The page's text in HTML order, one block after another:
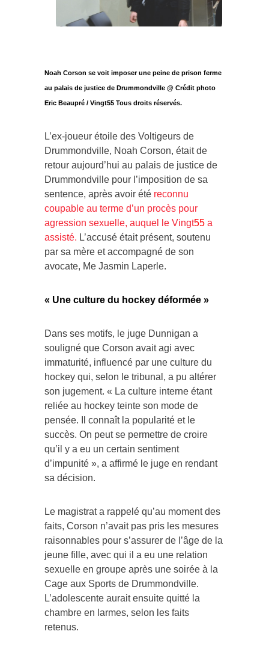
Noah Corson se voit imposer une peine de prison ferme
au palais de justice de Drummondville @ Crédit photo
Eric Beaupré / Vingt55 Tous droits réservés.
L’ex-joueur étoile des Voltigeurs de
Drummondville, Noah Corson, était de
retour aujourd’hui au palais de justice de
Drummondville pour l’imposition de sa
sentence, après avoir été reconnu
coupable au terme d’un procès pour
agression sexuelle, auquel le Vingt55 a
assisté. L’accusé était présent, soutenu
par sa mère et accompagné de son
avocate, Me Jasmin Laperle.
« Une culture du hockey déformée »
Dans ses motifs, le juge Dunnigan a
souligné que Corson avait agi avec
immaturité, influencé par une culture du
hockey qui, selon le tribunal, a pu altérer
son jugement. « La culture interne étant
reliée au hockey teinte son mode de
pensée. Il connaît la popularité et le
succès. On peut se permettre de croire
qu’il y a eu un certain sentiment
d’impunité », a affirmé le juge en rendant
sa décision.
Le magistrat a rappelé qu’au moment des
faits, Corson n’avait pas pris les mesures
raisonnables pour s’assurer de l’âge de la
jeune fille, avec qui il a eu une relation
sexuelle en groupe après une soirée à la
Cage aux Sports de Drummondville.
L’adolescente aurait ensuite quitté la
chambre en larmes, selon les faits
retenus.